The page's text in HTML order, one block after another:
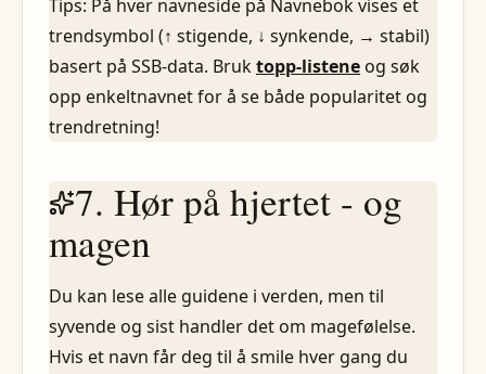
Tips: På hver navneside på Navnebok vises et
trendsymbol (↑ stigende, ↓ synkende, → stabil)
basert på SSB-data. Bruktopp-listene og søk
opp enkeltnavnet for å se både popularitet og
trendretning!
7. Hør på hjertet - og
magen
Du kan lese alle guidene i verden, men til
syvende og sist handler det om magefølelse.
Hvis et navn får deg til å smile hver gang du